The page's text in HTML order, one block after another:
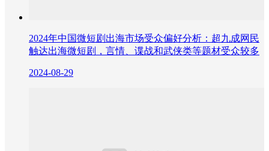
2024年中国微短剧出海市场受众偏好分析：超九成网民
触达出海微短剧，言情、谍战和武侠类等题材受众较多
2024-08-29